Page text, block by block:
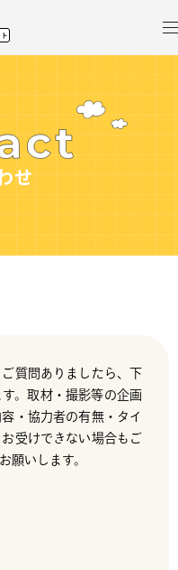
せ
質問ありましたら、下
。取材・撮影等の企画
・協力者の有無・タイ
受けできない場合もご
願いします。